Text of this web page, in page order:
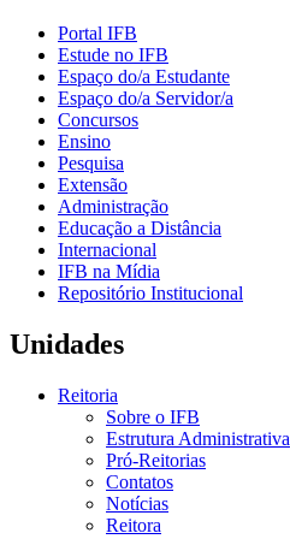
Portal IFB
Estude no IFB
Espaço do/a Estudante
Espaço do/a Servidor/a
Concursos
Ensino
Pesquisa
Extensão
Administração
Educação a Distância
Internacional
IFB na Mídia
Repositório Institucional
Unidades
Reitoria
Sobre o IFB
Estrutura Administrativa
Pró-Reitorias
Contatos
Notícias
Reitora